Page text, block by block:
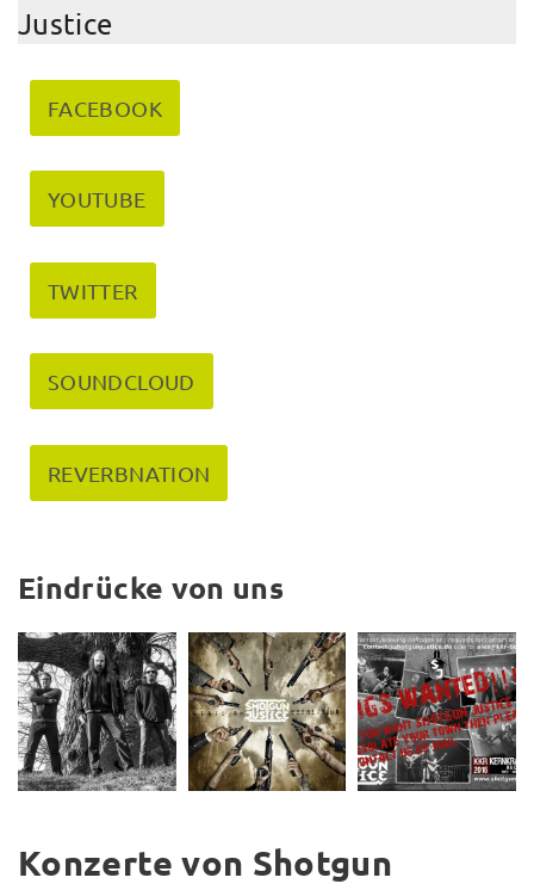
Justice
FACEBOOK
YOUTUBE
TWITTER
SOUNDCLOUD
REVERBNATION
Eindrücke von uns
Konzerte von Shotgun